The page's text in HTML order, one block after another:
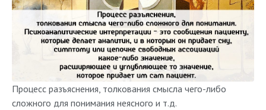
Процесс разъяснения, толкования смысла чего-либо
сложного для понимания неясного и т.д.